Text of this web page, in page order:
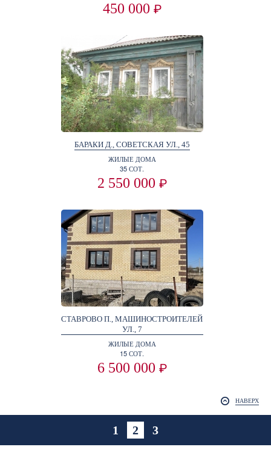
450 000 ₽
БАРАКИ Д., СОВЕТСКАЯ УЛ., 45
ЖИЛЫЕ ДОМА
35 СОТ.
2 550 000 ₽
СТАВРОВО П., МАШИНОСТРОИТЕЛЕЙ
УЛ., 7
ЖИЛЫЕ ДОМА
15 СОТ.
6 500 000 ₽
НАВЕРХ
1 2 3